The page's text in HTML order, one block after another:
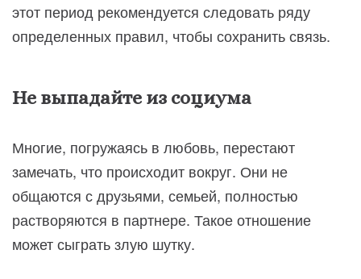
этот период рекомендуется следовать ряду
определенных правил, чтобы сохранить связь.
Не выпадайте из социума
Многие, погружаясь в любовь, перестают
замечать, что происходит вокруг. Они не
общаются с друзьями, семьей, полностью
растворяются в партнере. Такое отношение
может сыграть злую шутку.